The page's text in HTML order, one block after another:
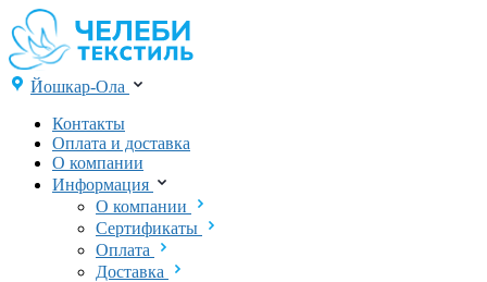
Йошкар-Ола
Контакты
Оплата и доставка
О компании
Информация
О компании
Сертификаты
Оплата
Доставка